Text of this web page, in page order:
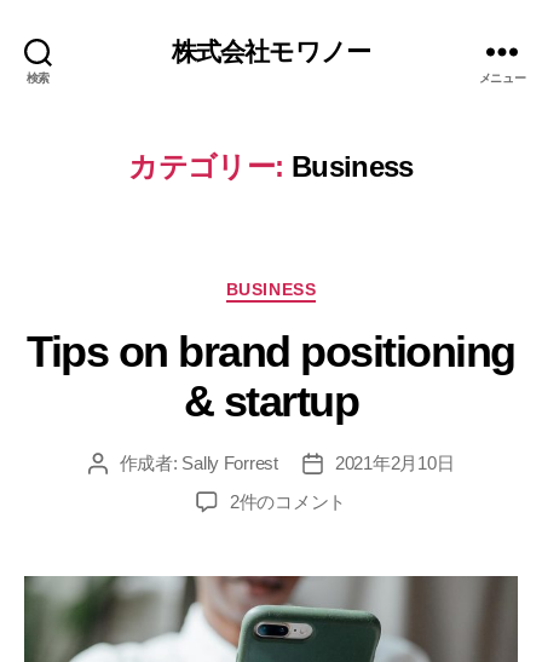
検索
株式会社モワノー
メニュー
カテゴリー: Business
BUSINESS
Tips on brand positioning
& startup
作成者: Sally Forrest
2021年2月10日
2件のコメント